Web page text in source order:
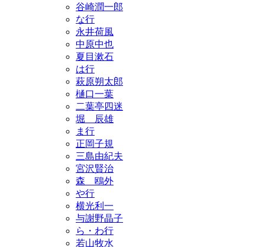
谷崎潤一郎
な行
永井荷風
中原中也
夏目漱石
は行
萩原朔太郎
樋口一葉
二葉亭四迷
堀 辰雄
ま行
正岡子規
三島由紀夫
宮沢賢治
森 鴎外
や行
横光利一
与謝野晶子
ら・わ行
若山牧水